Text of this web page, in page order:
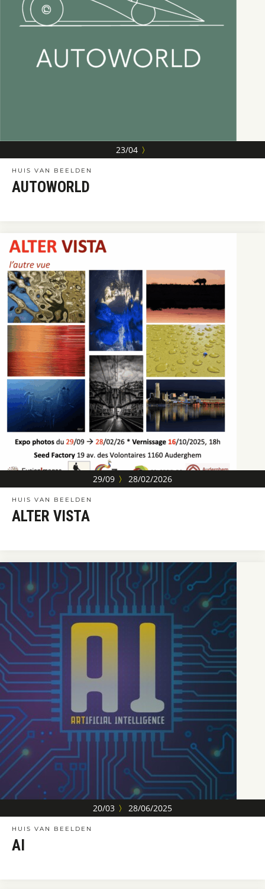
23/04 〉
HUIS VAN BEELDEN
AUTOWORLD
29/09 〉 28/02/2026
HUIS VAN BEELDEN
ALTER VISTA
20/03 〉 28/06/2025
HUIS VAN BEELDEN
AI